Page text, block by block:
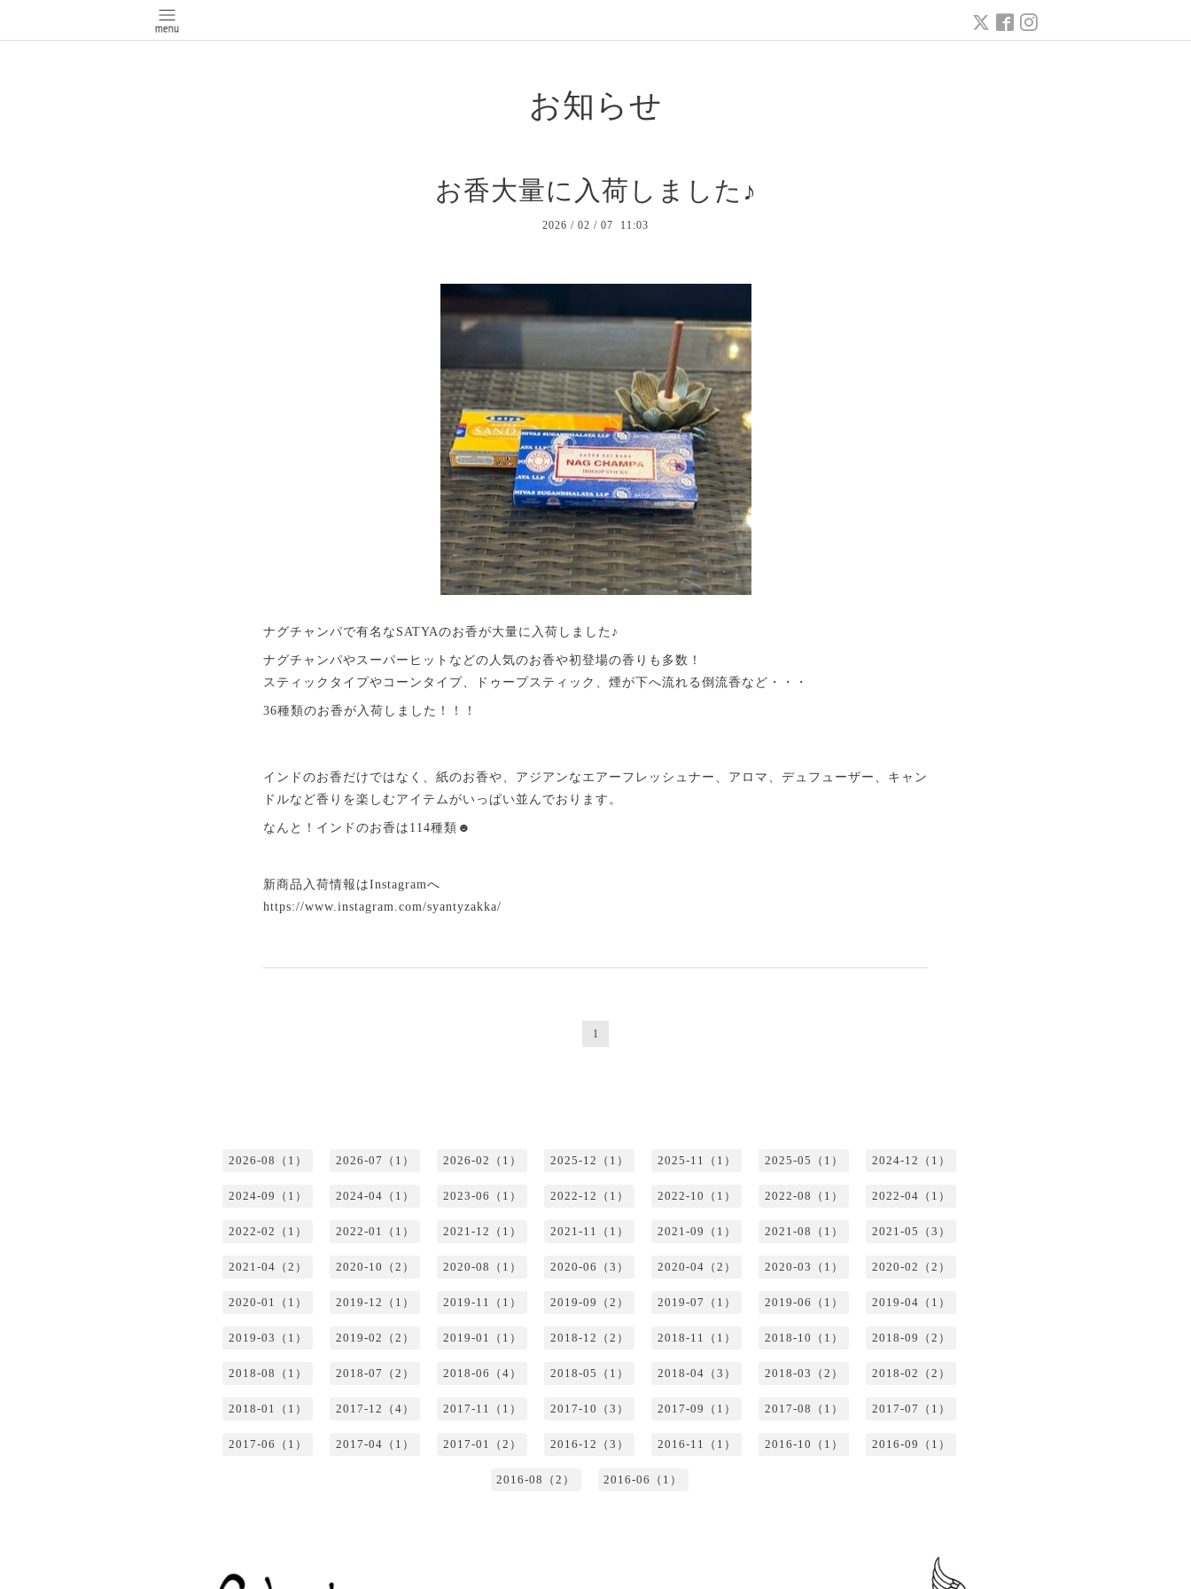
お知らせ
お香大量に入荷しました♪
2026 / 02 / 07 11:03
ナグチャンパで有名なSATYAのお香が大量に入荷しました♪
ナグチャンパやスーパーヒットなどの人気のお香や初登場の香りも多数！
スティックタイプやコーンタイプ、ドゥープスティック、煙が下へ流れる倒流香など・・・
36種類のお香が入荷しました！！！
インドのお香だけではなく、紙のお香や、アジアンなエアーフレッシュナー、アロマ、デュフューザー、キャン
ドルなど香りを楽しむアイテムがいっぱい並んでおります。
なんと！インドのお香は114種類☻
新商品入荷情報はInstagramへ
https://www.instagram.com/syantyzakka/
1
2026-08（1） 2026-07（1） 2026-02（1） 2025-12（1） 2025-11（1） 2025-05（1） 2024-12（1）
2024-09（1） 2024-04（1） 2023-06（1） 2022-12（1） 2022-10（1） 2022-08（1） 2022-04（1）
2022-02（1） 2022-01（1） 2021-12（1） 2021-11（1） 2021-09（1） 2021-08（1） 2021-05（3）
2021-04（2） 2020-10（2） 2020-08（1） 2020-06（3） 2020-04（2） 2020-03（1） 2020-02（2）
2020-01（1） 2019-12（1） 2019-11（1） 2019-09（2） 2019-07（1） 2019-06（1） 2019-04（1）
2019-03（1） 2019-02（2） 2019-01（1） 2018-12（2） 2018-11（1） 2018-10（1） 2018-09（2）
2018-08（1） 2018-07（2） 2018-06（4） 2018-05（1） 2018-04（3） 2018-03（2） 2018-02（2）
2018-01（1） 2017-12（4） 2017-11（1） 2017-10（3） 2017-09（1） 2017-08（1） 2017-07（1）
2017-06（1） 2017-04（1） 2017-01（2） 2016-12（3） 2016-11（1） 2016-10（1） 2016-09（1）
2016-08（2） 2016-06（1）